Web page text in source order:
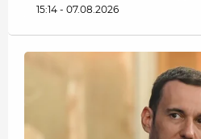
15:14 - 07.08.2026